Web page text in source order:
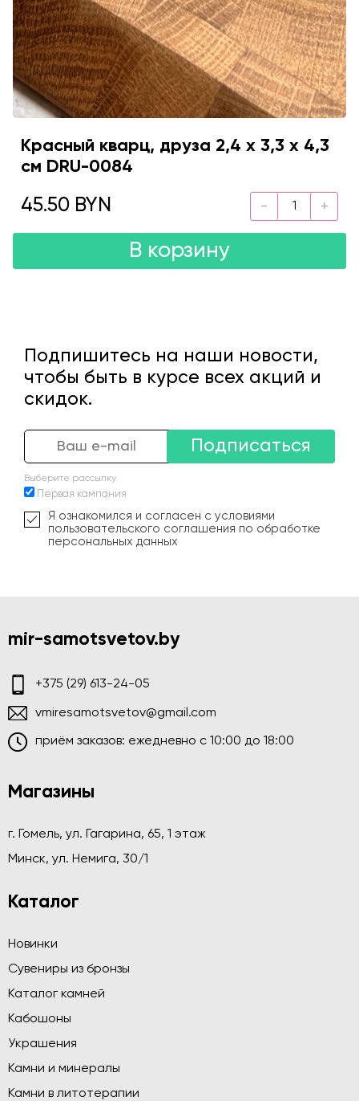
Красный кварц, друза 2,4 х 3,3 х 4,3
см DRU-0084
45.50 BYN
В корзину
Подпишитесь на наши новости,
чтобы быть в курсе всех акций и
скидок.
Подписаться
Выберите рассылку
Первая кампания
Я ознакомился и согласен с условиями
пользовательского соглашения по обработке
персональных данных
mir-samotsvetov.by
+375 (29) 613-24-05
vmiresamotsvetov@gmail.com
приём заказов: ежедневно c 10:00 до 18:00
Магазины
г. Гомель, ул. Гагарина, 65, 1 этаж
Минск, ул. Немига, 30/1
Каталог
Новинки
Сувениры из бронзы
Каталог камней
Кабошоны
Украшения
Камни и минералы
Камни в литотерапии